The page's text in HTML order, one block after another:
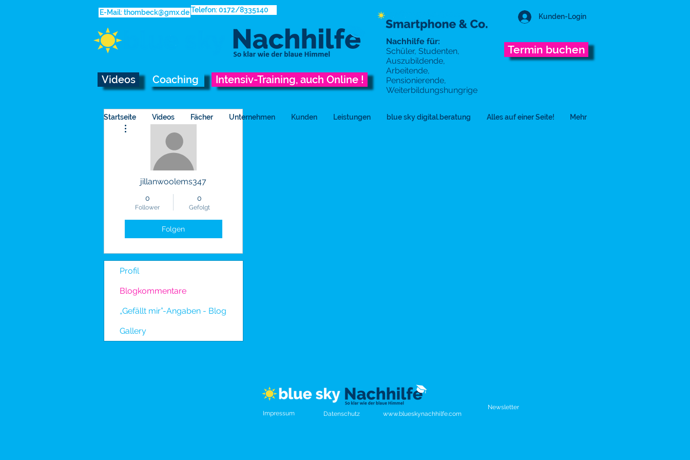
E-Mail: thombeck@gmx.deTelefon: 0172/8335140
Kunden-Login
Termin buchen
Videos Intensiv-Training, auch Online !
Startseite Videos Fächer Unternehmen Kunden Leistungen blue sky digital.beratung Alles auf einer Seite! Mehr
Coaching
Nachhilfe für:
Schüler, Studenten,
Auszubildende,
Arbeitende,
Pensionierende,
Weiterbildungshungrige
jillanwoolems347
0
Follower
0
Gefolgt
Folgen
Weitere Optionen
Profil
Blogkommentare
„Gefällt mir”-Angaben - Blog
Gallery
Impressum Datenschutz www.blueskynachhilfe.com
Newsletter